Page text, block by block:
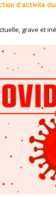
d’activité
grave et